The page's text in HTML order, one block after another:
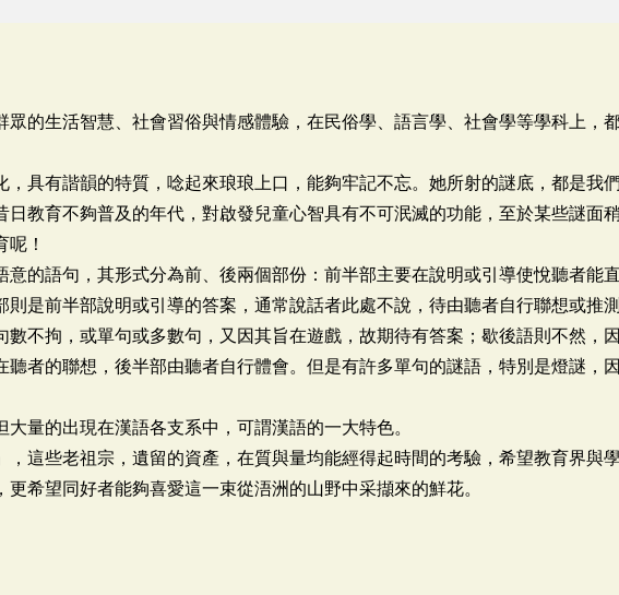
的生活智慧、社會習俗與情感體驗，在民俗學、語言學、社會學等學科上，
，具有諧韻的特質，唸起來琅琅上口，能夠牢記不忘。她所射的謎底，都是我
教育不夠普及的年代，對啟發兒童心智具有不可泯滅的功能，至於某些謎面
！
意的語句，其形式分為前、後兩個部份：前半部主要在說明或引導使悅聽者能
是前半部說明或引導的答案，通常說話者此處不說，待由聽者自行聯想或推測
數不拘，或單句或多數句，又因其旨在遊戲，故期待有答案；歇後語則不然，
者的聯想，後半部由聽者自行體會。但是有許多單句的謎語，特別是燈謎，
量的出現在漢語各支系中，可謂漢語的一大特色。
，這些老祖宗，遺留的資產，在質與量均能經得起時間的考驗，希望教育界與
希望同好者能夠喜愛這一束從浯洲的山野中采擷來的鮮花。